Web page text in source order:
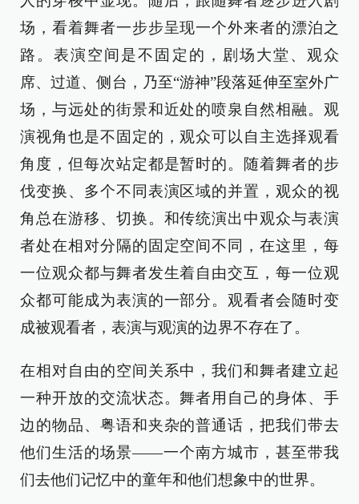
场，看着舞者一步步呈现一个外来者的漂泊之
路。表演空间是不固定的，剧场大堂、观众
席、过道、侧台，乃至“游神”段落延伸至室外广
场，与远处的街景和近处的喷泉自然相融。观
演视角也是不固定的，观众可以自主选择观看
角度，但每次站定都是暂时的。随着舞者的步
伐变换、多个不同表演区域的并置，观众的视
角总在游移、切换。和传统演出中观众与表演
者处在相对分隔的固定空间不同，在这里，每
一位观众都与舞者发生着自由交互，每一位观
众都可能成为表演的一部分。观看者会随时变
成被观看者，表演与观演的边界不存在了。
在相对自由的空间关系中，我们和舞者建立起
一种开放的交流状态。舞者用自己的身体、手
边的物品、粤语和夹杂的普通话，把我们带去
他们生活的场景——一个南方城市，甚至带我
们去他们记忆中的童年和他们想象中的世界。